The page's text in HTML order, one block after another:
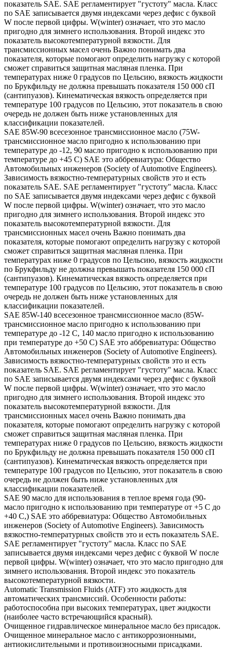
показатель SAE. SAE регламентирует "густоту" масла. Класс
по SAE записывается двумя индексами через дефис с буквой
W после первой цифры. W(winter) означает, что это масло
пригодно для зимнего использования. Второй индекс это
показатель высокотемпературной вязкости. Для
трансмиссионных масел очень Важно понимать два
показателя, которые помогают определить нагрузку с которой
сможет справиться защитная масляная пленка. При
температурах ниже 0 градусов по Цельсию, вязкость жидкости
по Брукфильду не должна превышать показателя 150 000 сП
(сантипуазов). Кинематическая вязкость определяется при
температуре 100 градусов по Цельсию, этот показатель в свою
очередь не должен быть ниже установленных для
классификации показателей.
SAE 85W-90 всесезонное трансмиссионное масло (75W-
трансмиссионное масло пригодно к использованию при
температуре до -12, 90 масло пригодно к использованию при
температуре до +45 С) SAE это аббревиатура: Общество
Автомобильных инженеров (Society of Automotive Engineers).
Зависимость вязкостно-температурных свойств это и есть
показатель SAE. SAE регламентирует "густоту" масла. Класс
по SAE записывается двумя индексами через дефис с буквой
W после первой цифры. W(winter) означает, что это масло
пригодно для зимнего использования. Второй индекс это
показатель высокотемпературной вязкости. Для
трансмиссионных масел очень Важно понимать два
показателя, которые помогают определить нагрузку с которой
сможет справиться защитная масляная пленка. При
температурах ниже 0 градусов по Цельсию, вязкость жидкости
по Брукфильду не должна превышать показателя 150 000 сП
(сантипуазов). Кинематическая вязкость определяется при
температуре 100 градусов по Цельсию, этот показатель в свою
очередь не должен быть ниже установленных для
классификации показателей.
SAE 85W-140 всесезонное трансмиссионное масло (85W-
трансмиссионное масло пригодно к использованию при
температуре до -12 С, 140 масло пригодно к использованию
при температуре до +50 С) SAE это аббревиатура: Общество
Автомобильных инженеров (Society of Automotive Engineers).
Зависимость вязкостно-температурных свойств это и есть
показатель SAE. SAE регламентирует "густоту" масла. Класс
по SAE записывается двумя индексами через дефис с буквой
W после первой цифры. W(winter) означает, что это масло
пригодно для зимнего использования. Второй индекс это
показатель высокотемпературной вязкости. Для
трансмиссионных масел очень Важно понимать два
показателя, которые помогают определить нагрузку с которой
сможет справиться защитная масляная пленка. При
температурах ниже 0 градусов по Цельсию, вязкость жидкости
по Брукфильду не должна превышать показателя 150 000 сП
(сантипуазов). Кинематическая вязкость определяется при
температуре 100 градусов по Цельсию, этот показатель в свою
очередь не должен быть ниже установленных для
классификации показателей.
SAE 90 масло для использования в теплое время года (90-
масло пригодно к использованию при температуре от +5 С до
+40 С,) SAE это аббревиатура: Общество Автомобильных
инженеров (Society of Automotive Engineers). Зависимость
вязкостно-температурных свойств это и есть показатель SAE.
SAE регламентирует "густоту" масла. Класс по SAE
записывается двумя индексами через дефис с буквой W после
первой цифры. W(winter) означает, что это масло пригодно для
зимнего использования. Второй индекс это показатель
высокотемпературной вязкости.
Automatic Transmission Fluids (ATF) это жидкость для
автоматических трансмиссий. Особенности работы:
работоспособна при высоких температурах, цвет жидкости
(наиболее часто встречающийся красный).
Очищенное гидравлическое минеральное масло без присадок.
Очищенное минеральное масло с антикоррозионными,
антиокислительными и противоизносными присадками.